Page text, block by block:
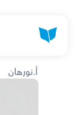
أ.نورهان